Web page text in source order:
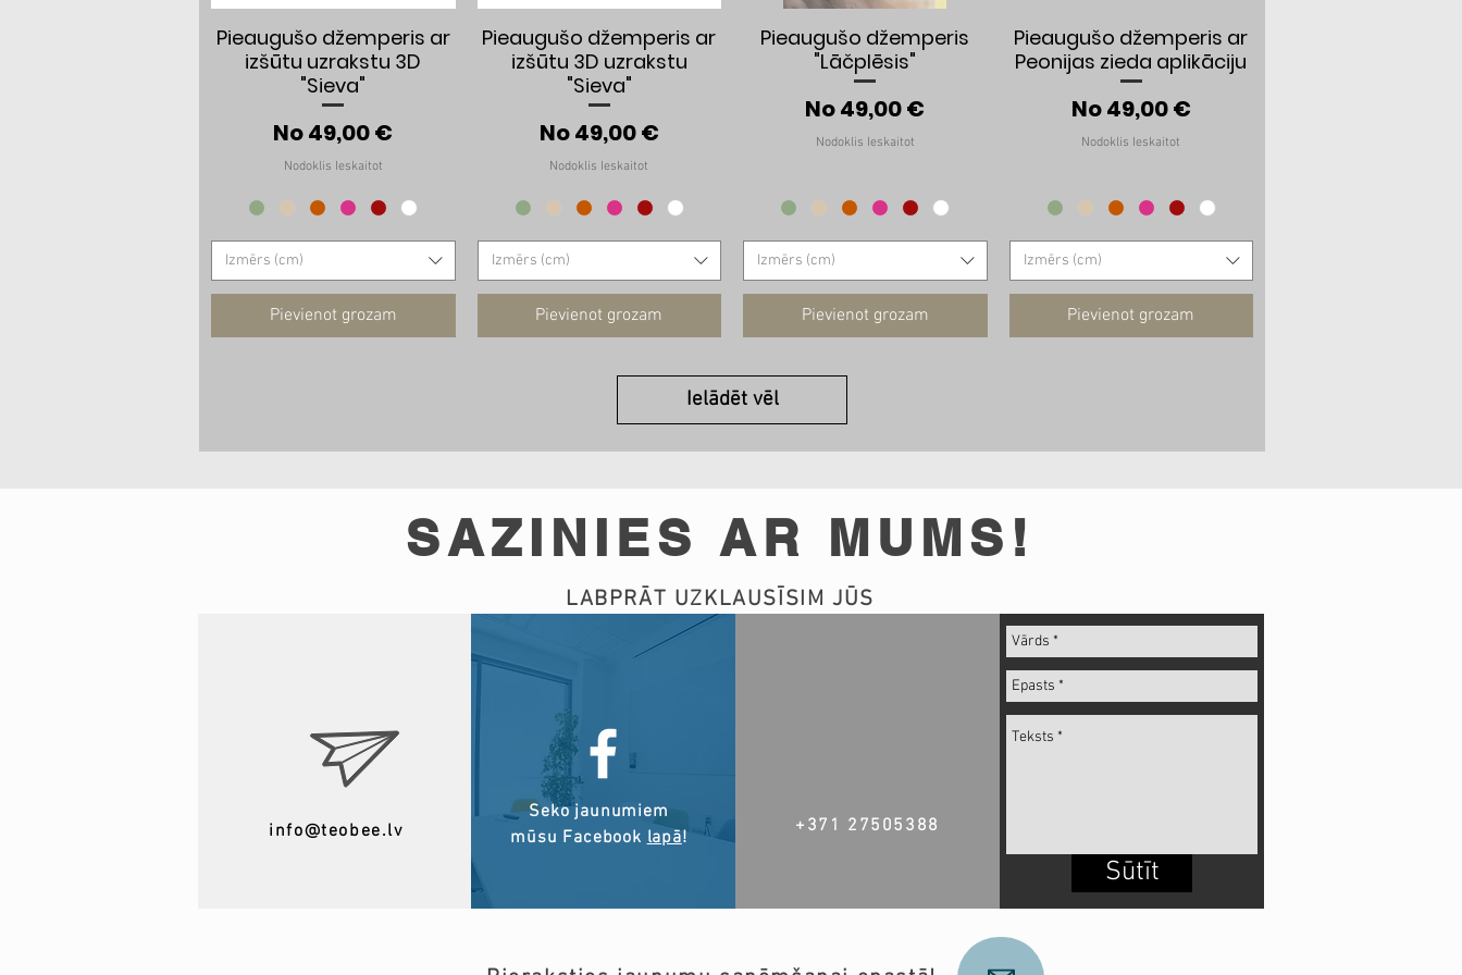
Ātrais skats
Pieaugušo džemperis ar
izšūtu uzrakstu 3D
"Sieva"
No49,00 €
Izpārdošanas cena
Nodoklis Ieskaitot
Izmērs (cm)
Pievienot grozam
Ātrais skats
Pieaugušo džemperis ar
izšūtu 3D uzrakstu
"Sieva"
No49,00 €
Izpārdošanas cena
Nodoklis Ieskaitot
Izmērs (cm)
Pievienot grozam
Ātrais skats
Pieaugušo džemperis
"Lāčplēsis"
No49,00 €
Izpārdošanas cena
Nodoklis Ieskaitot
Izmērs (cm)
Pievienot grozam
Ātrais skats
Pieaugušo džemperis ar
Peonijas zieda aplikāciju
No49,00 €
Izpārdošanas cena
Nodoklis Ieskaitot
Izmērs (cm)
Pievienot grozam
Ielādēt vēl
SAZINIES AR MUMS!
LABPRĀT UZKLAUSĪSIM JŪS
info@teobee.lv
Seko jaunumiem
mūsu Facebooklapā!
+371 27505388
Sūtīt